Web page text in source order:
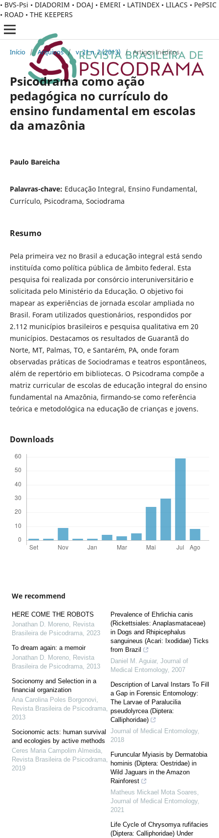
• BVS-Psi • DIADORIM • DOAJ • EMERI • LATINDEX • LILACS • PePSIC
• ROAD • THE KEEPERS
Início / Arquivos / v. 21 n. 2 (2013) / Artigos Inéditos
Psicodrama como ação
pedagógica no currículo do
ensino fundamental em escolas
da amazônia
Paulo Bareicha
Palavras-chave: Educação Integral, Ensino Fundamental,
Currículo, Psicodrama, Sociodrama
Resumo
Pela primeira vez no Brasil a educação integral está sendo
instituída como política pública de âmbito federal. Esta
pesquisa foi realizada por consórcio interuniversitário e
solicitada pelo Ministério da Educação. O objetivo foi
mapear as experiências de jornada escolar ampliada no
Brasil. Foram utilizados questionários, respondidos por
2.112 municípios brasileiros e pesquisa qualitativa em 20
municípios. Destacamos os resultados de Guarantã do
Norte, MT, Palmas, TO, e Santarém, PA, onde foram
observadas práticas de Sociodramas e teatros espontâneos,
além de repertório em bibliotecas. O Psicodrama compõe a
matriz curricular de escolas de educação integral do ensino
fundamental na Amazônia, firmando-se como referência
teórica e metodológica na educação de crianças e jovens.
Downloads
We recommend
HERE COME THE ROBOTS
Jonathan D. Moreno, Revista
Brasileira de Psicodrama, 2023
To dream again: a memoir
Jonathan D. Moreno, Revista
Brasileira de Psicodrama, 2013
Socionomy and Selection in a
financial organization
Ana Carolina Poles Borgonovi,
Revista Brasileira de Psicodrama,
2013
Socionomic acts: human survival
and ecologies by active methods
Ceres Maria Campolim Almeida,
Revista Brasileira de Psicodrama,
2019
Prevalence of Ehrlichia canis
(Rickettsiales: Anaplasmataceae)
in Dogs and Rhipicephalus
sanguineus (Acari: Ixodidae) Ticks
from Brazil
Daniel M. Aguiar, Journal of
Medical Entomology, 2007
Description of Larval Instars To Fill
a Gap in Forensic Entomology:
The Larvae of Paralucilia
pseudolyrcea (Diptera:
Calliphoridae)
Journal of Medical Entomology,
2018
Furuncular Myiasis by Dermatobia
hominis (Diptera: Oestridae) in
Wild Jaguars in the Amazon
Rainforest
Matheus Mickael Mota Soares,
Journal of Medical Entomology,
2021
Life Cycle of Chrysomya rufifacies
(Diptera: Calliphoridae) Under